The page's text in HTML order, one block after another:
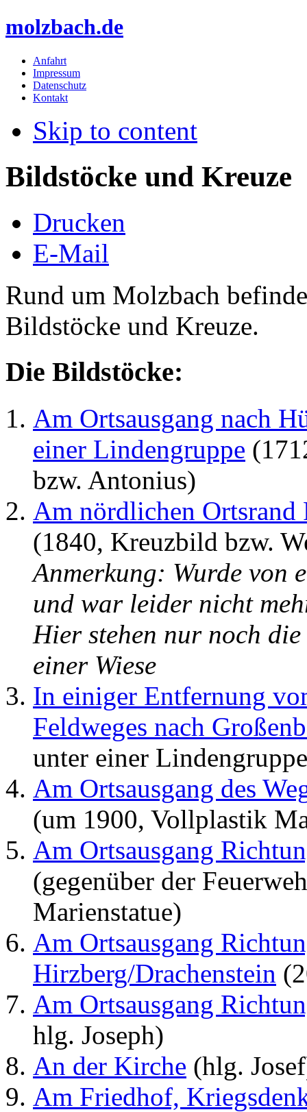
molzbach.de
Anfahrt
Impressum
Datenschutz
Kontakt
Skip to content
Bildstöcke und Kreuze
Drucken
E-Mail
Rund um Molzbach
Bildstöcke und Kreuze.
Die Bildstöcke:
Am Ortsausgang nach
einer Lindengruppe
bzw. Antonius)
Am nördlichen Ortsrand
(1840, Kreuzbild bzw.
Anmerkung: Wurde von
und war leider nicht
Hier stehen nur noch
einer Wiese
In einiger Entfernung
Feldweges nach
unter einer
Am Ortsausgang des
(um 1900, Vollplastik
Am Ortsausgang
(gegenüber der
Marienstatue)
Am Ortsausgang
Hirzberg/Drachenstein
Am Ortsausgang
hlg. Joseph)
An der Kirche (hlg.
Am Friedhof,